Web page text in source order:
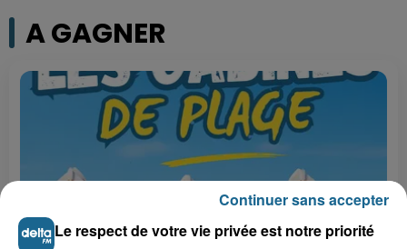
A GAGNER
Le respect de votre vie privée est notre priorité
Continuer sans accepter